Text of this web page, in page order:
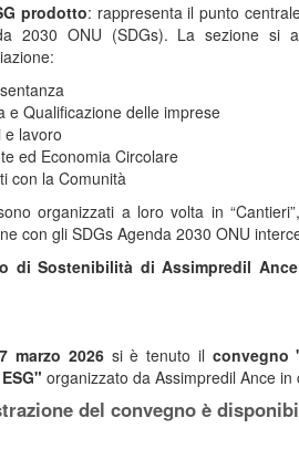
prodotto: rappresenta il punto
2030 ONU (SDGs). La sezione
e Qualificazione delle imprese
e lavoro
ed Economia Circolare
con la Comunità
organizzati a loro volta in
con gli SDGs Agenda 2030 ONU
di Sostenibilità di Assimpredil
marzo 2026si è tenuto il convegno
organizzato da Assimpredil Ance
del convegno è